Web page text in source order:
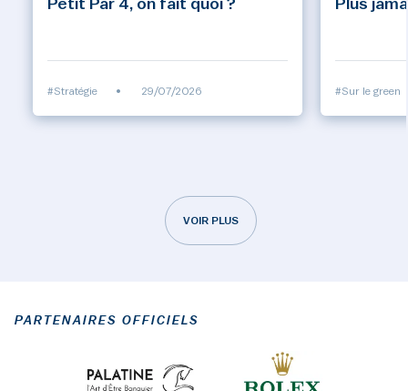
Petit Par 4, on fait quoi ?
#Stratégie • 29/07/2026
Plus
#Sur le green
VOIR PLUS
PARTENAIRES OFFICIELS